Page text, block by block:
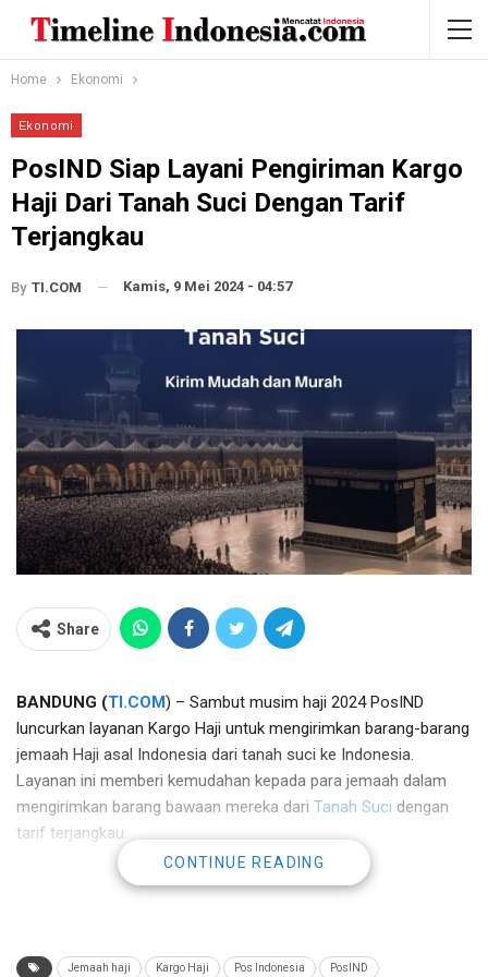
Home Ekonomi
Ekonomi
PosIND Siap Layani Pengiriman Kargo
Haji Dari Tanah Suci Dengan Tarif
Terjangkau
By TI.COM Kamis, 9 Mei 2024 - 04:57
Share
BANDUNG (TI.COM) – Sambut musim haji 2024 PosIND
luncurkan layanan Kargo Haji untuk mengirimkan barang-barang
jemaah Haji asal Indonesia dari tanah suci ke Indonesia.
Layanan ini memberi kemudahan kepada para jemaah dalam
mengirimkan barang bawaan mereka dari Tanah Suci dengan
tarif terjangkau.
Direktur Bisnis Kurir dan Logistik Pos Indonesia Tonggo Marbun
CONTINUE READING
Jemaah haji Kargo Haji Pos Indonesia PosIND